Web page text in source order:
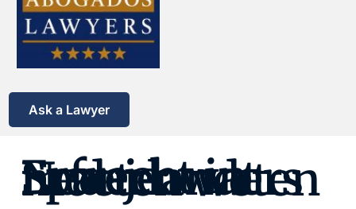
Ask a Lawyer
Erfrecht in Spanje: wat Nederlanders moeten weten